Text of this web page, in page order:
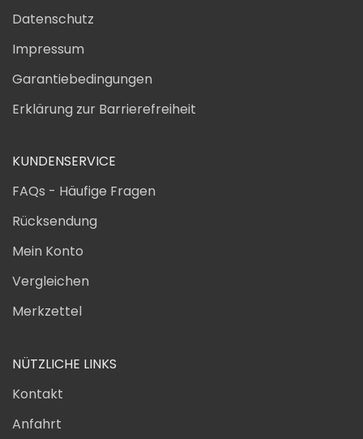
Datenschutz
Impressum
Garantiebedingungen
Erklärung zur Barrierefreiheit
KUNDENSERVICE
FAQs - Häufige Fragen
Rücksendung
Mein Konto
Vergleichen
Merkzettel
NÜTZLICHE LINKS
Kontakt
Anfahrt